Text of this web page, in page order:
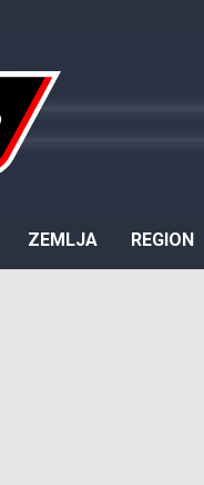
ZEMLJA REGION